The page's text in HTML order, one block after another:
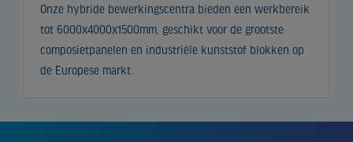
Onze hybride bewerkingscentra bieden een werkbereik
tot 6000x4000x1500mm, geschikt voor de grootste
composietpanelen en industriële kunststof blokken op
de Europese markt.